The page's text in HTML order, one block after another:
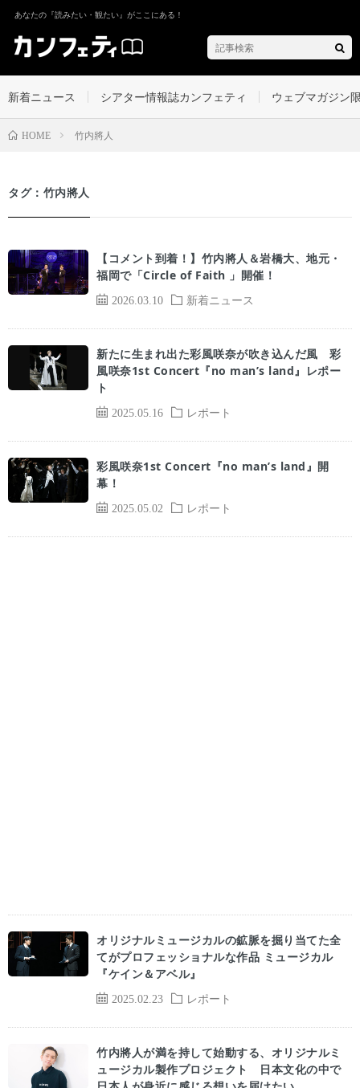
あなたの『読みたい・観たい』がここにある！
新着ニュース シアター情報誌カンフェティ ウェブマガジン
HOME 竹内將人
タグ：竹内將人
2026.03.10 新着ニュース
【コメント到着！】⽵内將⼈＆岩橋⼤、地元・
福岡で「Circle of Faith 」開催！
2025.05.16 レポート
新たに生まれ出た彩風咲奈が吹き込んだ風 彩
風咲奈1st Concert『no man’s land』レポー
ト
2025.05.02 レポート
彩風咲奈1st Concert『no man’s land』開
幕！
2025.02.23 レポート
オリジナルミュージカルの鉱脈を掘り当てた全
てがプロフェッショナルな作品 ミュージカル
『ケイン＆アベル』
竹内將人が満を持して始動する、オリジナルミ
ュージカル製作プロジェクト 日本文化の中で